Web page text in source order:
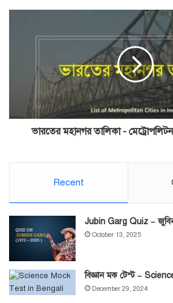
মেট্রোপলিটন
মেট্রোপলিস
ভারতের মহানগর তালিকা -
Recent
Jubin Garg Quiz –
October 13, 2025
বিজ্ঞান মক টেস্ট –
December 29, 2024